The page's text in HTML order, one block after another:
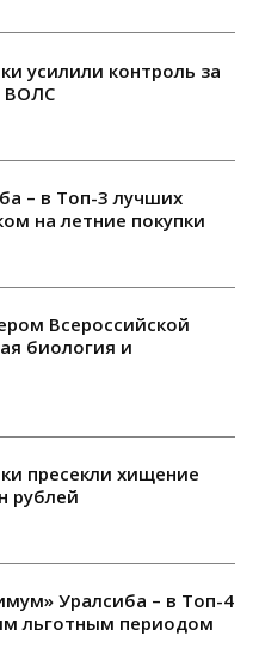
усилили контроль за
ВОЛС
– в Топ-3 лучших
на летние покупки
Всероссийской
биология и
пресекли хищение
рублей
Уралсиба – в Топ-4
льготным периодом